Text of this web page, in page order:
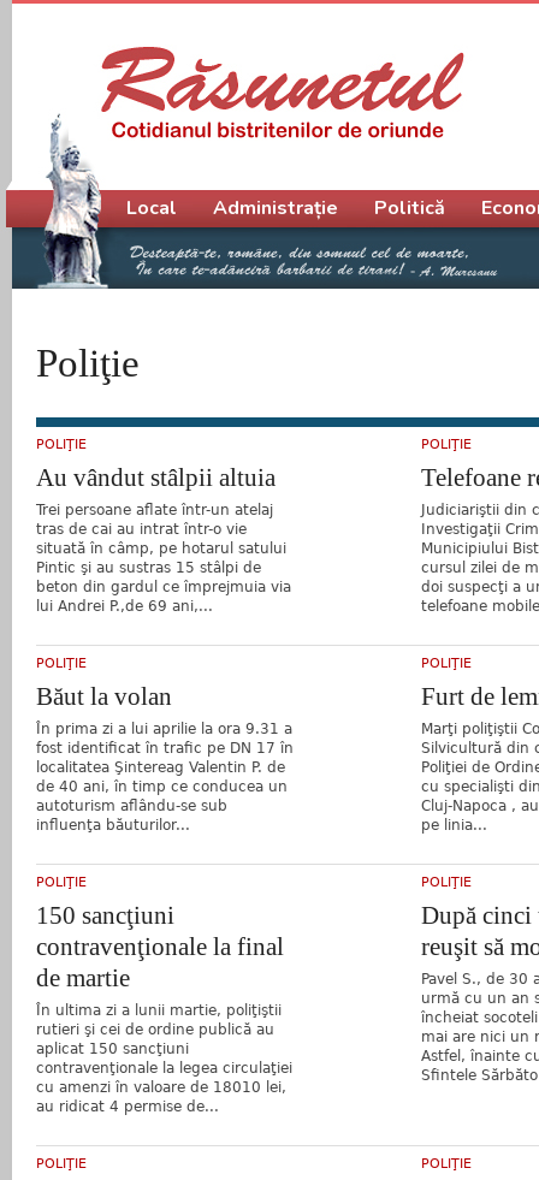
Poliţie
POLIŢIE
Au vândut stâlpii altuia
Trei persoane aflate într-un atelaj
tras de cai au intrat într-o vie
situată în câmp, pe hotarul satului
Pintic şi au sustras 15 stâlpi de
beton din gardul ce împrejmuia via
lui Andrei P.,de 69 ani,...
POLIŢIE
Telefoane
Judiciariştii din
Investigaţii
Municipiului
cursul zilei de
doi suspecţi a
telefoane
POLIŢIE
Băut la volan
În prima zi a lui aprilie la ora 9.31 a
fost identificat în trafic pe DN 17 în
localitatea Şintereag Valentin P. de
de 40 ani, în timp ce conducea un
autoturism aflându-se sub
influenţa băuturilor...
POLIŢIE
Furt de
Marţi poliţiştii
Silvicultură din
Poliţiei de
cu specialişti
Cluj-Napoca ,
pe linia...
POLIŢIE
150 sancţiuni
contravenţionale la final
de martie
În ultima zi a lunii martie, poliţiştii
rutieri şi cei de ordine publică au
aplicat 150 sancţiuni
contravenţionale la legea circulaţiei
cu amenzi în valoare de 18010 lei,
au ridicat 4 permise de...
POLIŢIE
După cinci
reuşit să
Pavel S., de 30
urmă cu un an
încheiat
mai are nici un
Astfel, înainte
Sfintele
POLIŢIE POLIŢIE
Meniu principal
Local Administrație Politică